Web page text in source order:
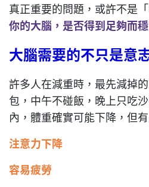
真正重要的問題，或許不是
你的大腦，是否得到足夠而
大腦需要的不只是意
許多人在減重時，最先減掉
包，中午不碰飯，晚上只吃
內，體重確實可能下降，但
注意力下降
容易疲勞